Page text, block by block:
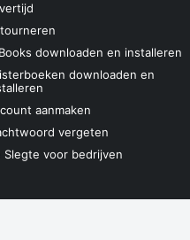
downloaden en installeren
downloaden en
aanmaken
vergeten
Slegte voor bedrijven